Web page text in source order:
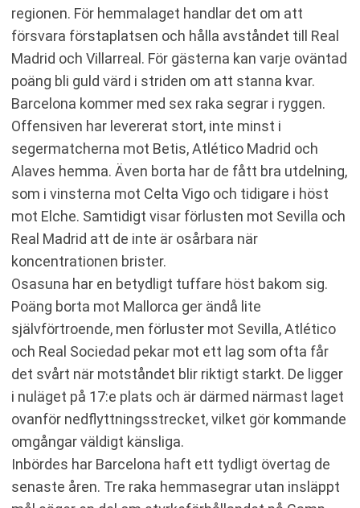
regionen. För hemmalaget handlar det om att
försvara förstaplatsen och hålla avståndet till Real
Madrid och Villarreal. För gästerna kan varje oväntad
poäng bli guld värd i striden om att stanna kvar.
Barcelona kommer med sex raka segrar i ryggen.
Offensiven har levererat stort, inte minst i
segermatcherna mot Betis, Atlético Madrid och
Alaves hemma. Även borta har de fått bra utdelning,
som i vinsterna mot Celta Vigo och tidigare i höst
mot Elche. Samtidigt visar förlusten mot Sevilla och
Real Madrid att de inte är osårbara när
koncentrationen brister.
Osasuna har en betydligt tuffare höst bakom sig.
Poäng borta mot Mallorca ger ändå lite
självförtroende, men förluster mot Sevilla, Atlético
och Real Sociedad pekar mot ett lag som ofta får
det svårt när motståndet blir riktigt starkt. De ligger
i nuläget på 17:e plats och är därmed närmast laget
ovanför nedflyttningsstrecket, vilket gör kommande
omgångar väldigt känsliga.
Inbördes har Barcelona haft ett tydligt övertag de
senaste åren. Tre raka hemmasegrar utan insläppt